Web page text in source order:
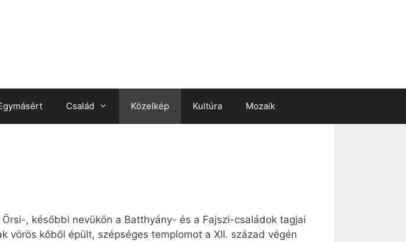
Család Közelkép Kultúra Mozaik
, későbbi nevükön a Batthyány- és a Fajszi-családok tagjai
kőből épült, szépséges templomot a XII. század végén